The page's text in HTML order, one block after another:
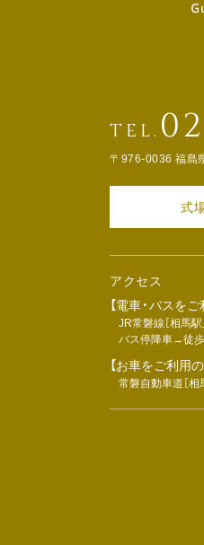
TEL.
〒976-0036 福島
式
アクセス
【電車・バスを
JR常磐線［相馬
バス停降車→徒
【お車をご利用の
常磐自動車道［